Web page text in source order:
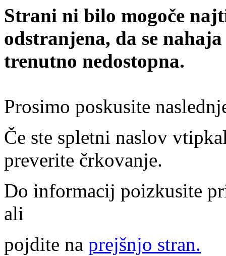
Strani ni bilo mogoče
odstranjena, da se
trenutno nedostopna.
Prosimo poskusite
Če ste spletni naslov
preverite črkovanje.
Do informacij poizkusite
ali
pojdite na prejšnjo stran.